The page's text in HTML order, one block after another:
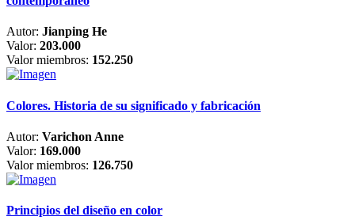
Autor: Jianping He
Valor: 203.000
Valor miembros: 152.250
Colores. Historia de su significado y fabricación
Autor: Varichon Anne
Valor: 169.000
Valor miembros: 126.750
Principios del diseño en color